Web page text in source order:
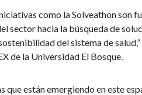
como la Solveathon son
sector hacia la búsqueda de
del sistema de
de la Universidad El Bosque.
que están emergiendo en este